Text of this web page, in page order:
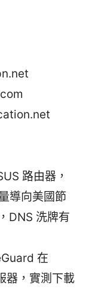
路由器，
導向美國節
DNS 洗牌有
在
器，實測下載